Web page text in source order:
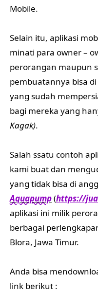
Mobile.
Selain itu, aplikasi
minati para owner –
perorangan maupun
pembuatannya bisa
yang sudah
bagi mereka yang
Kagak).
Salah ssatu contoh
kami buat dan
yang tidak bisa di
Aquapump(https://
aplikasi ini milik
berbagai
Blora, Jawa Timur.
Anda bisa
link berikut :